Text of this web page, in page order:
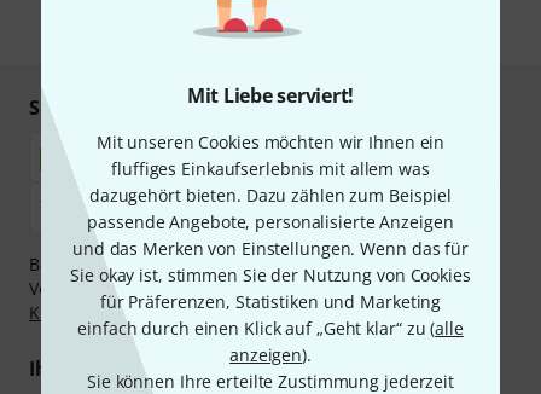
Mit Liebe serviert!
Mit unseren Cookies möchten wir Ihnen ein
fluffiges Einkaufserlebnis mit allem was
dazugehört bieten. Dazu zählen zum Beispiel
passende Angebote, personalisierte Anzeigen
und das Merken von Einstellungen. Wenn das für
Sie okay ist, stimmen Sie der Nutzung von Cookies
für Präferenzen, Statistiken und Marketing
einfach durch einen Klick auf „Geht klar“ zu (alle
anzeigen).
Sie können Ihre erteilte Zustimmung jederzeit
* Pflichtfeld
Sicher einkaufen & bezahlen
Bezahlen Sie vertraulich und sicher per Nachnahme,
Vorkasse, PayPal, Amazon Pay,Klarna Sofort bezahlen,
Klarna Ratenzahlungoder Kreditkarte.
Ihre Vorteile